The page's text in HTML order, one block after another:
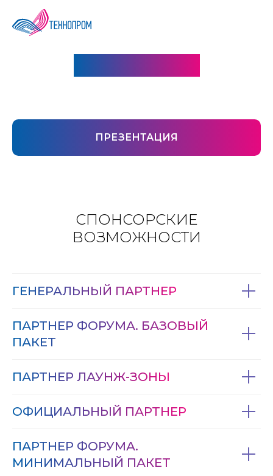
ПРЕЗЕНТАЦИЯ
СПОНСОРСКИЕ
ВОЗМОЖНОСТИ
ГЕНЕРАЛЬНЫЙ ПАРТНЕР
ПАРТНЕР ФОРУМА. БАЗОВЫЙ
ПАКЕТ
ПАРТНЕР ЛАУНЖ-ЗОНЫ
ОФИЦИАЛЬНЫЙ ПАРТНЕР
ПАРТНЕР ФОРУМА.
МИНИМАЛЬНЫЙ ПАКЕТ